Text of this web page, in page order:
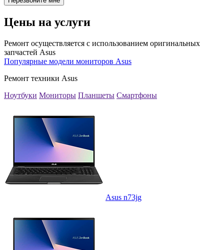
Цены на услуги
Ремонт осуществляется с использованием оригинальных
запчастей Asus
Популярные модели мониторов Asus
Ремонт техники Asus
Ноутбуки Мониторы Планшеты Смартфоны
Asus n73jg